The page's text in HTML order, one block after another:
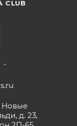
CLUB
Новые
д. 23,